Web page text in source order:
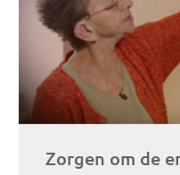
Zorgen om de